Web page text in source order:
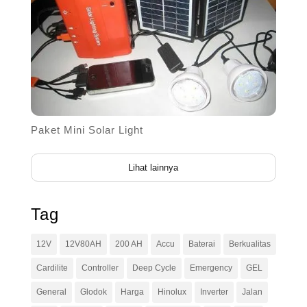
Paket Mini Solar Light
Lihat lainnya
Tag
12V 12V80AH 200 AH Accu Baterai Berkualitas
Cardilite Controller Deep Cycle Emergency GEL
General Glodok Harga Hinolux Inverter Jalan